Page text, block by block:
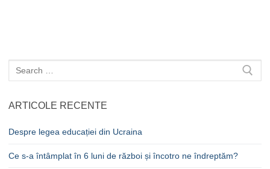
Caută
după:
ARTICOLE RECENTE
Despre legea educației din Ucraina
Ce s-a întâmplat în 6 luni de război și încotro ne îndreptăm?